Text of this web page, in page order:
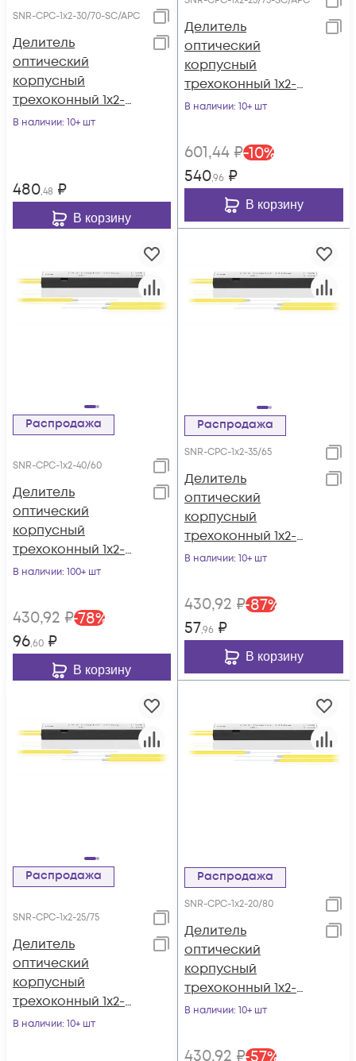
SNR-CPC-1x2-30/70-SC/APC
Делитель
оптический
корпусный
трехоконный 1х2-
30/70 SC/APC
В наличии: 10+ шт
480,48 ₽
В корзину
Делитель
оптический
корпусный
трехоконный 1х2-
25/75 SC/APC
В наличии: 10+ шт
601,44 ₽-10%
540,96 ₽
В корзину
Распродажа
SNR-CPС-1x2-40/60
Делитель
оптический
корпусный
трехоконный 1х2-
40/60
В наличии: 100+ шт
430,92 ₽-78%
96,60 ₽
В корзину
Распродажа
SNR-CPС-1x2-35/65
Делитель
оптический
корпусный
трехоконный 1х2-
35/65
В наличии: 10+ шт
430,92 ₽-87%
57,96 ₽
В корзину
Распродажа
SNR-CPС-1x2-25/75
Делитель
оптический
корпусный
трехоконный 1х2-
25/75
В наличии: 10+ шт
Распродажа
SNR-CPС-1x2-20/80
Делитель
оптический
корпусный
трехоконный 1х2-
20/80
В наличии: 10+ шт
430,92 ₽